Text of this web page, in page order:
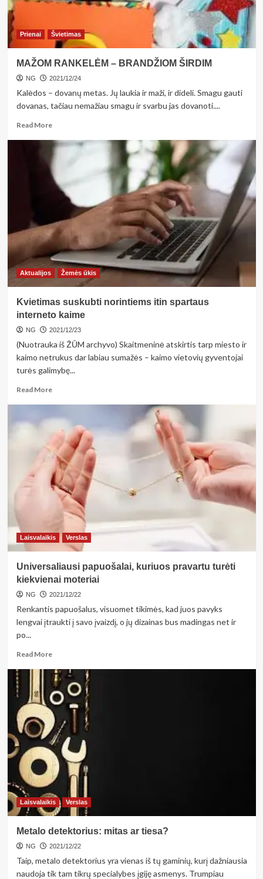
Prienai Švietimas
MAŽOM RANKELĖM – BRANDŽIOM ŠIRDIM
NG 2021/12/24
Kalėdos – dovanų metas. Jų laukia ir maži, ir dideli. Smagu gauti
dovanas, tačiau nemažiau smagu ir svarbu jas dovanoti....
Read MoreRead
about
MAŽOM
–
BRANDŽIOM
ŠIRDIM
Aktualijos Žemės ūkis
Kvietimas suskubti norintiems itin spartaus
interneto kaime
NG 2021/12/23
(Nuotrauka iš ŽŪM archyvo) Skaitmeninė atskirtis tarp miesto ir
kaimo netrukus dar labiau sumažės – kaimo vietovių gyventojai
turės galimybę...
Read MoreRead
Kvietimas
suskubti
norintiems
itin
spartaus
interneto
kaime
Laisvalaikis Verslas
Universaliausi papuošalai, kuriuos pravartu turėti
kiekvienai moteriai
NG 2021/12/22
Renkantis papuošalus, visuomet tikimės, kad juos pavyks
lengvai įtraukti į savo įvaizdį, o jų dizainas bus madingas net ir
po...
Read MoreRead
about
Universaliausi
papuošalai,
kuriuos
pravartu
turėti
kiekvienai
moteriai
Laisvalaikis Verslas
Metalo detektorius: mitas ar tiesa?
NG 2021/12/22
Taip, metalo detektorius yra vienas iš tų gaminių, kurį dažniausia
naudoja tik tam tikrų specialybes įgiję asmenys. Trumpiau